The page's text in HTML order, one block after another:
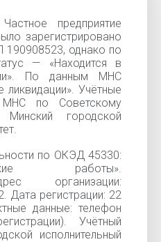
предприятие
зарегистрировано
190908523, однако по
— «Находится в
По данным МНС
ликвидации». Учётные
МНС по Советскому
городской
по ОКЭД 45330:
работы».
организации:
Дата регистрации: 22
данные: телефон
Учётный
исполнительный